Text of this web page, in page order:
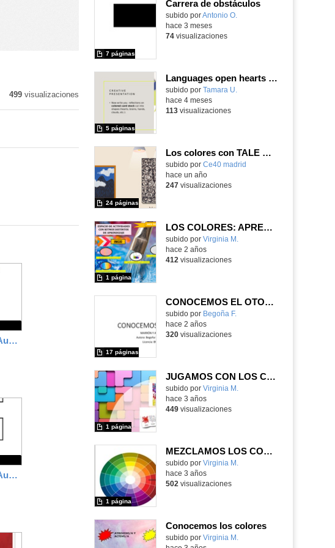
499visualizaciones
CPEE. SEVERO OCHOA. Audición y Lenguaje. Ordeno y construyo frases. nivel 3
CPEE. SEVERO OCHOA. Audición y Lenguaje. iniciación en sopa de letras. palabras trisílabas
Carrera de obstáculos
Contenido educativo.
subido porAntonio O.
7 páginas
hace 3 meses
74visualizaciones
Languages open hearts and minds
Contenido educativo.
subido por Tamara U.
5 páginas
hace 4 meses
113visualizaciones
Los colores con TALE BOT
subido por Ce40 madrid
24 páginas
hace un año
247visualizaciones
LOS COLORES: APRENDEMOS CON IMÁGENES
Contenido educativo.
subido por Virginia M.
1 página
hace 2 años
412 visualizaciones
CONOCEMOS EL OTOÑO
Contenido educativo.
subido por Begoña F.
17 páginas
hace 2 años
320visualizaciones
JUGAMOS CON LOS COLORES
Contenido educativo.
subido por Virginia M.
1 página
hace 3 años
449visualizaciones
MEZCLAMOS LOS COLORES
Contenido educativo.
subido por Virginia M.
1 página
hace 3 años
502 visualizaciones
Conocemos los colores
Contenido educativo.
subido por Virginia M.